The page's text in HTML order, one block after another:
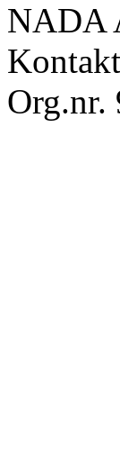
NADA
Org.nr.